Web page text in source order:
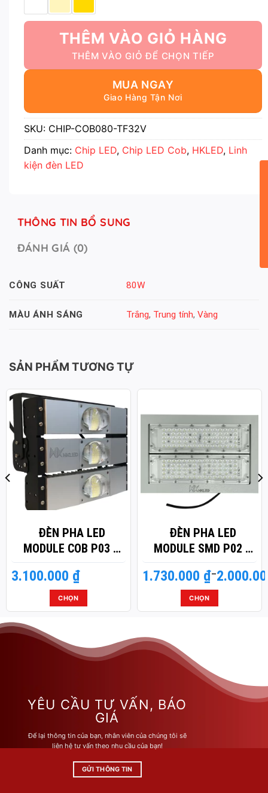
THÊM VÀO GIỎ HÀNG
MUA NGAY
SKU: CHIP-COB080-TF32V
Danh mục: Chip LED, Chip LED Cob, HKLED, Linh
kiện đèn LED
THÔNG TIN BỔ SUNG
ĐÁNH GIÁ (0)
CÔNG SUẤT 80W
MÀU ÁNH SÁNG Trắng, Trung tính, Vàng
SẢN PHẨM TƯƠNG TỰ
ĐÈN PHA LED
MODULE COB P03 –
CÔNG SUẤT 150W
3.100.000 ₫
CHỌN
Sản
có
nhiều
Các
có
thể
được
chọn
ĐÈN PHA LED
MODULE SMD P02 –
CÔNG SUẤT 100W
1.730.000 ₫–
Khoảng
giá:
1.730.000 ₫
CHỌN
Sản
nhiều
biến
thể.
YÊU CẦU TƯ VẤN, BÁO
GIÁ
Để lại thông tin của bạn, nhân viên của chúng tôi sẽ
liên hệ tư vấn theo nhu cầu của bạn!
GỬI THÔNG TIN